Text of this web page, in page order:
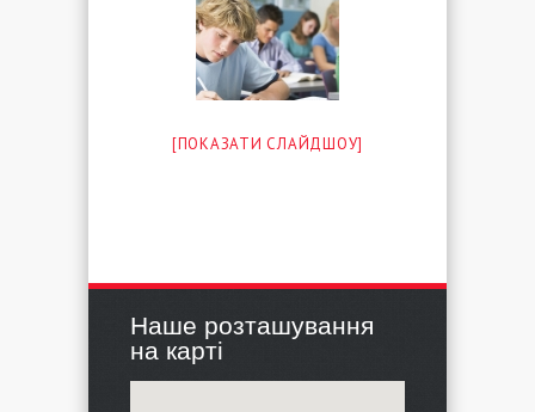
[ПОКАЗАТИ СЛАЙДШОУ]
Наше розташування
на карті